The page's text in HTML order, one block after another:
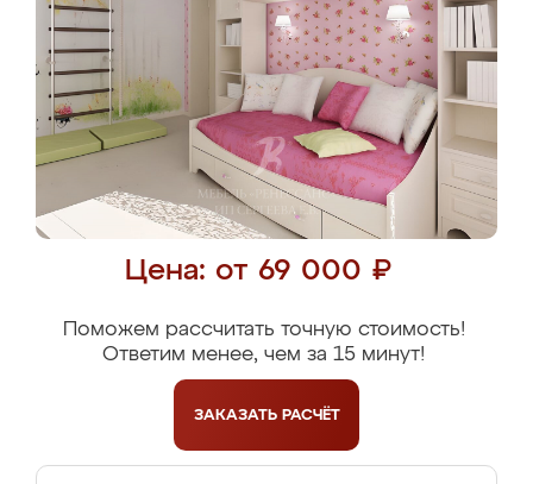
Цена: от 69 000 ₽
Поможем рассчитать точную стоимость!
Ответим менее, чем за 15 минут!
ЗАКАЗАТЬ РАСЧЁТ